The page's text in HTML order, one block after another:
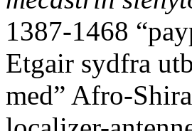
1387-1468
Etgair sydfra
med” Afro-